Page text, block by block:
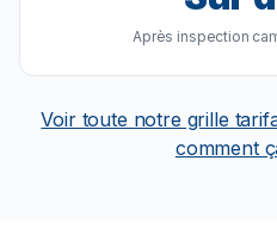
Après inspection
Voir toute notre grille
comment